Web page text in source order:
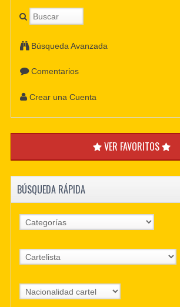
Búsqueda Avanzada
Comentarios
Crear una Cuenta
VER FAVORITOS
BÚSQUEDA RÁPIDA